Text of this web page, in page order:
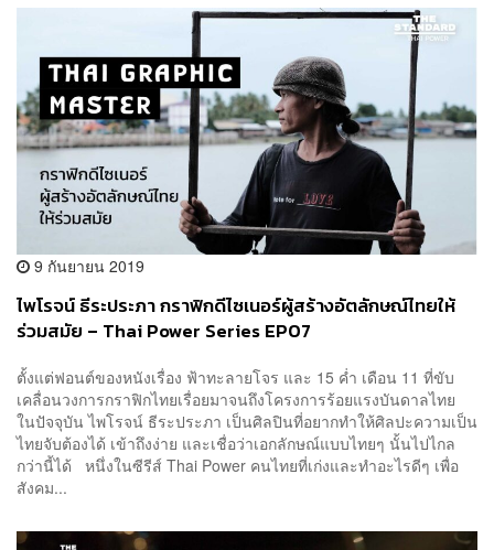
9 กันยายน 2019
ไพโรจน์ ธีระประภา กราฟิกดีไซเนอร์ผู้สร้างอัตลักษณ์ไทยให้
ร่วมสมัย – Thai Power Series EP07
ตั้งแต่ฟอนต์ของหนังเรื่อง ฟ้าทะลายโจร และ 15 ค่ำ เดือน 11 ที่ขับ
เคลื่อนวงการกราฟิกไทยเรื่อยมาจนถึงโครงการร้อยแรงบันดาลไทย
ในปัจจุบัน ไพโรจน์ ธีระประภา เป็นศิลปินที่อยากทำให้ศิลปะความเป็น
ไทยจับต้องได้ เข้าถึงง่าย และเชื่อว่าเอกลักษณ์แบบไทยๆ นั้นไปไกล
กว่านี้ได้ หนึ่งในซีรีส์ Thai Power คนไทยที่เก่งและทำอะไรดีๆ เพื่อ
สังคม...